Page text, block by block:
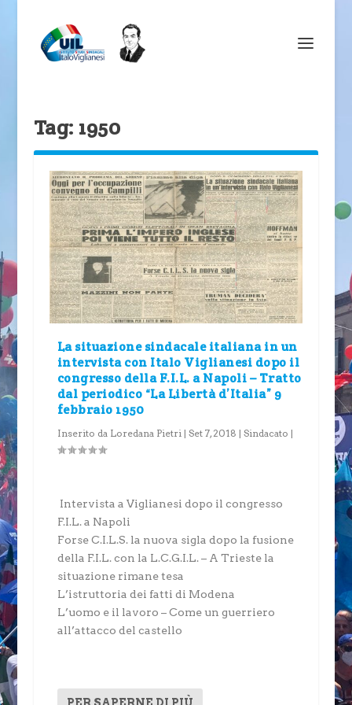
Tag: 1950
La situazione sindacale italiana in un
intervista con Italo Viglianesi dopo il
congresso della F.I.L. a Napoli – Tratto
dal periodico “La Libertà d’Italia” 9
febbraio 1950
Inserito da Loredana Pietri | Set 7, 2018 | Sindacato |
Intervista a Viglianesi dopo il congresso
F.I.L. a Napoli
Forse C.I.L.S. la nuova sigla dopo la fusione
della F.I.L. con la L.C.G.I.L. – A Trieste la
situazione rimane tesa
L’istruttoria dei fatti di Modena
L’uomo e il lavoro – Come un guerriero
all’attacco del castello